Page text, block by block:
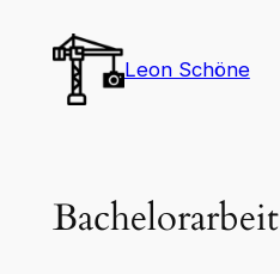
Inhalt
springen
Leon Schöne
Bachelorarbeit